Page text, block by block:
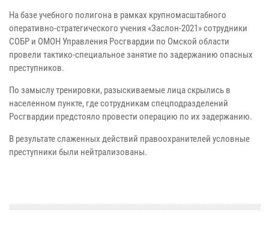
На базе учебного полигона в рамках крупномасштабного
оперативно-стратегического учения «Заслон-2021» сотрудники
СОБР и ОМОН Управления Росгвардии по Омской области
провели тактико-специальное занятие по задержанию опасных
преступников.
По замыслу тренировки, разыскиваемые лица скрылись в
населенном пункте, где сотрудникам спецподразделений
Росгвардии предстояло провести операцию по их задержанию.
В результате слаженных действий правоохранителей условные
преступники были нейтрализованы.